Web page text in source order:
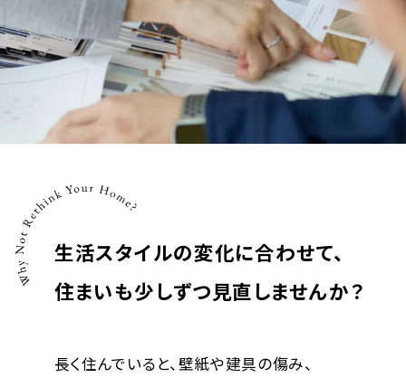
Instagram
0877-46-3489
受付時間 9時〜18時（日祝を除く）
生活スタイルの変化に合わせて、
住まいも少しずつ見直しませんか？
長く住んでいると、壁紙や建具の傷み、